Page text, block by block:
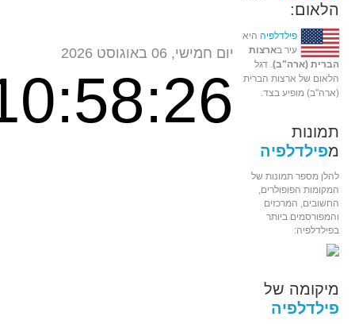
הלאום:
פילדלפיה היא
עיר בארצות
הברית (ארה"ב). דגל
הלאום של ארצות הברית
(ארה"ב) מופיע בצד.
תמונות
מפילדלפיה
להלן מספר תמונות של
המקומות הפופולרים,
החשובים, המרכזים
והמפורסמים ביותר
בפילדלפיה:
מיקומה של
פילדלפיה
יום חמישי, 06 באוגוסט 2026